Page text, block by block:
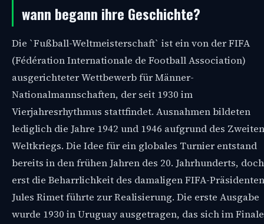
wann begann ihre Geschichte?
Die `Fußball-Weltmeisterschaft` ist ein von der FIFA
(Fédération Internationale de Football Association)
ausgerichteter Wettbewerb für Männer-
Nationalmannschaften, der seit 1930 im
Vierjahresrhythmus stattfindet. Ausnahmen bildeten
lediglich die Jahre 1942 und 1946 aufgrund des Zweiten
Weltkriegs. Die Idee für ein globales Turnier entstand
bereits in den frühen Jahren des 20. Jahrhunderts, doch
erst die Beharrlichkeit des damaligen FIFA-Präsidenten
Jules Rimet führte zur Realisierung. Die erste Ausgabe
wurde 1930 in Uruguay ausgetragen, das sich im Finale